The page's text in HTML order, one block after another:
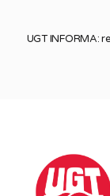
UGT INFORMA: